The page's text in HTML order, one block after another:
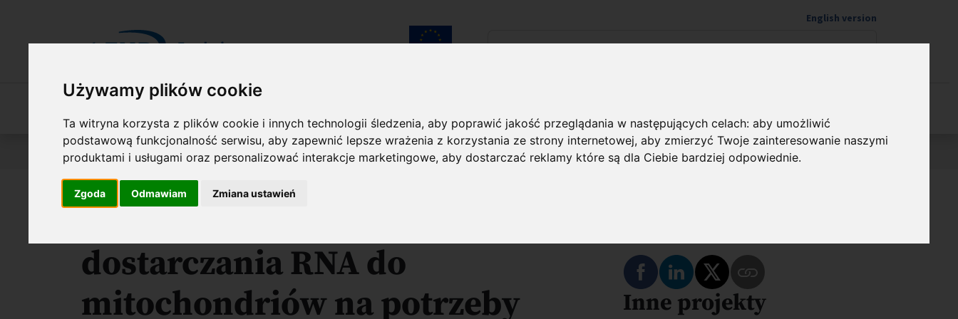
Używamy plików cookie
Ta witryna korzysta z plików cookie i innych technologii śledzenia, aby poprawić jakość przeglądania w następujących celach:aby umożliwić
podstawową funkcjonalność serwisu,aby zapewnić lepsze wrażenia z korzystania ze strony internetowej,aby zmierzyć Twoje zainteresowanie naszymi
produktami i usługami oraz personalizować interakcje marketingowe,aby dostarczać reklamy które są dla Ciebie bardziej odpowiednie.
Zgoda Odmawiam Zmiana ustawień
English version
Jesteś tutaj:
Wyniki konkursów FIRST TEAM FENG O projekcie
dostarczania RNA do
mitochondriów na potrzeby
Podziel się na Facebooku
Podziel się na LinkedIn
Podziel się na Twitterze
Skopiuj link do tego programu
Inne projekty